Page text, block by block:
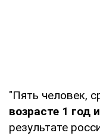
"Пять человек,
возрасте 1 год
результате